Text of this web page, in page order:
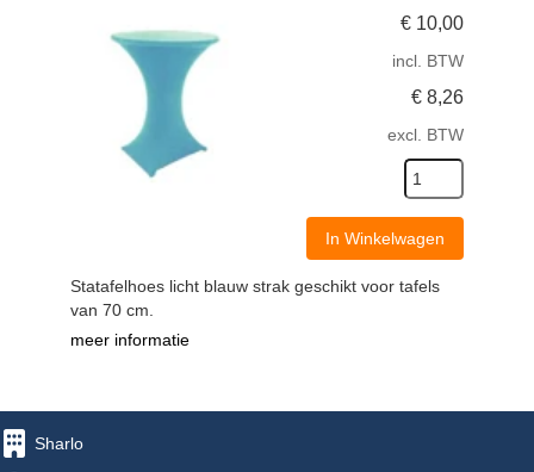
€ 10,00
incl. BTW
€ 8,26
excl. BTW
In Winkelwagen
Statafelhoes licht blauw strak geschikt voor tafels
van 70 cm.
meer informatie
Sharlo